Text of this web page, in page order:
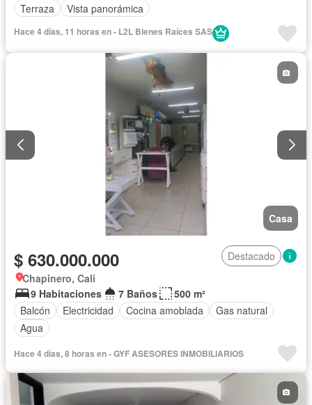
Terraza
Vista panorámica
Hace 4 días, 11 horas en - L2L Bienes Raíces SAS
Casa
$ 630.000.000
Destacado
Chapinero, Cali
9 Habitaciones
7 Baños
500 m²
Balcón
Electricidad Cocina amoblada
Gas natural
Agua
Hace 4 días, 8 horas en - GYF ASESORES INMOBILIARIOS